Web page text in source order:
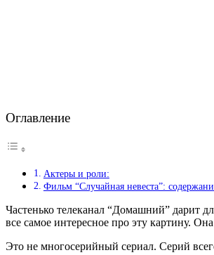
Оглавление
Актеры и роли:
Фильм “Случайная невеста”:
Частенько телеканал “Домашний” дарит
все самое интересное про эту картину.
Это не многосерийный сериал. Серий